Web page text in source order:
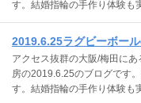
す。結婚指輪の手作り体験も
2019.6.25ラグビーボー
アクセス抜群の大阪/梅田に
房の2019.6.25のブログです
す。結婚指輪の手作り体験も